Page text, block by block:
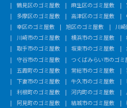
鶴見区のゴミ屋敷
麻生区のゴミ屋敷
多摩区のゴミ屋敷
高津区のゴミ屋敷
幸区のゴミ屋敷
旭区のゴミ屋敷
川
川崎市のゴミ屋敷
横浜市のゴミ屋敷
取手市のゴミ屋敷
坂東市のゴミ屋敷
守谷市のゴミ屋敷
つくばみらい市のゴミ
五霞町のゴミ屋敷
常総市のゴミ屋敷
下妻市のゴミ屋敷
牛久市のゴミ屋敷
利根町のゴミ屋敷
河内町のゴミ屋敷
阿見町のゴミ屋敷
結城市のゴミ屋敷